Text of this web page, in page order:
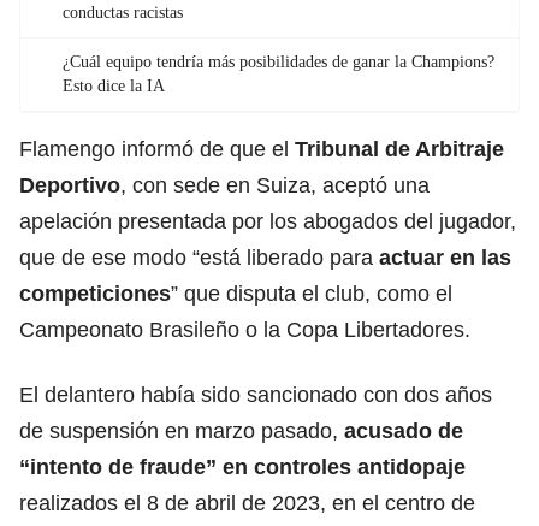
conductas racistas
¿Cuál equipo tendría más posibilidades de ganar la Champions?
Esto dice la IA
Flamengo informó de que el Tribunal de Arbitraje
Deportivo, con sede en Suiza, aceptó una
apelación presentada por los abogados del jugador,
que de ese modo “está liberado para actuar en las
competiciones” que disputa el club, como el
Campeonato Brasileño o la Copa Libertadores.
El delantero había sido sancionado con dos años
de suspensión en marzo pasado, acusado de
“intento de fraude” en controles antidopaje
realizados el 8 de abril de 2023, en el centro de